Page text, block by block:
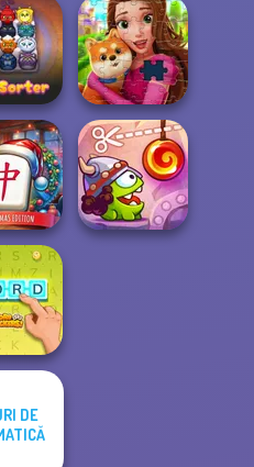
Puzzle Royal Jigsaw
at
-
Ed...
DE